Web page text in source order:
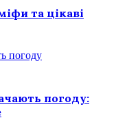
та цікаві
погоду: